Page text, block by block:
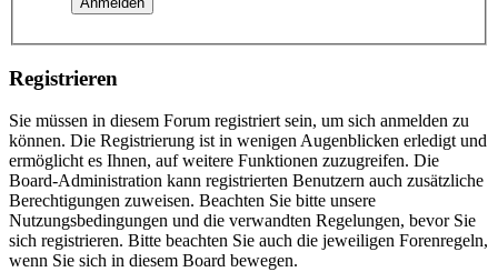
Registrieren
Sie müssen in diesem Forum registriert sein, um sich anmelden zu
können. Die Registrierung ist in wenigen Augenblicken erledigt und
ermöglicht es Ihnen, auf weitere Funktionen zuzugreifen. Die
Board-Administration kann registrierten Benutzern auch zusätzliche
Berechtigungen zuweisen. Beachten Sie bitte unsere
Nutzungsbedingungen und die verwandten Regelungen, bevor Sie
sich registrieren. Bitte beachten Sie auch die jeweiligen Forenregeln,
wenn Sie sich in diesem Board bewegen.